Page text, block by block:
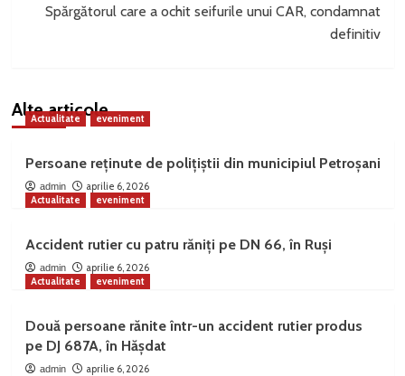
Spărgătorul care a ochit seifurile unui CAR, condamnat
definitiv
Alte articole
Actualitate eveniment
Persoane reținute de polițiștii din municipiul Petroșani
admin
aprilie 6, 2026
Actualitate
eveniment
Accident rutier cu patru răniți pe DN 66, în Ruși
admin
aprilie 6, 2026
Actualitate
eveniment
Două persoane rănite într-un accident rutier produs
pe DJ 687A, în Hășdat
admin aprilie 6, 2026